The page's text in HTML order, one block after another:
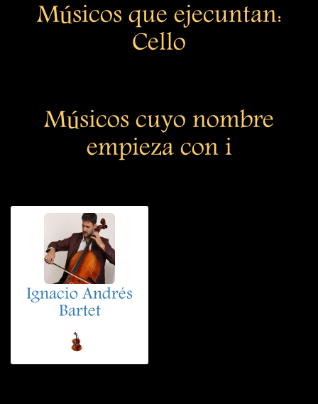
Músicos que ejecuntan:
Cello
Músicos cuyo nombre
empieza con i
Ignacio Andrés
Bartet